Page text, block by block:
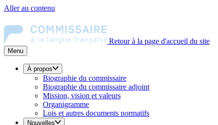
Aller au contenu
Retour à la page d'accueil du site
Menu
À propos
Biographie du commissaire
Biographie du commissaire adjoint
Mission, vision et valeurs
Organigramme
Lois et autres documents normatifs
Nouvelles